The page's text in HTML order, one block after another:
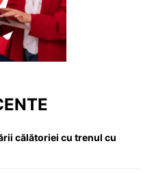
călătoriei cu trenul cu